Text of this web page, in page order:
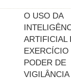
O USO DA
ARTIFICIAL
EXERCÍCIO
PODER DE
VIGILÂNCIA